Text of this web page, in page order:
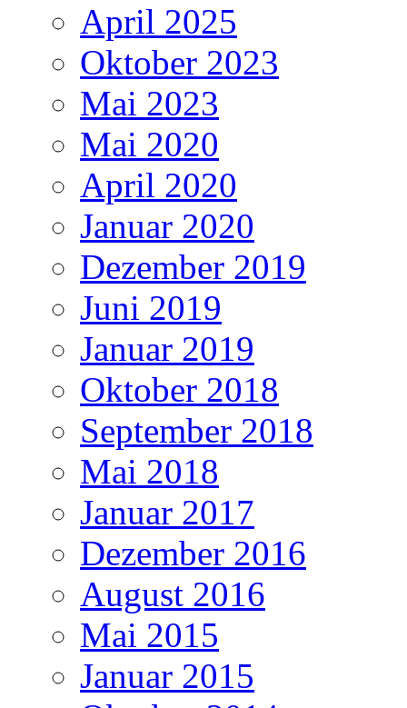
April 2025
Oktober 2023
Mai 2023
Mai 2020
April 2020
Januar 2020
Dezember 2019
Juni 2019
Januar 2019
Oktober 2018
September 2018
Mai 2018
Januar 2017
Dezember 2016
August 2016
Mai 2015
Januar 2015